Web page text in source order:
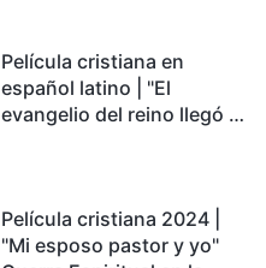
conmovedor
Película cristiana en
español latino | "El
evangelio del reino llegó a
Película cristiana 2024 |
"Mi esposo pastor y yo"